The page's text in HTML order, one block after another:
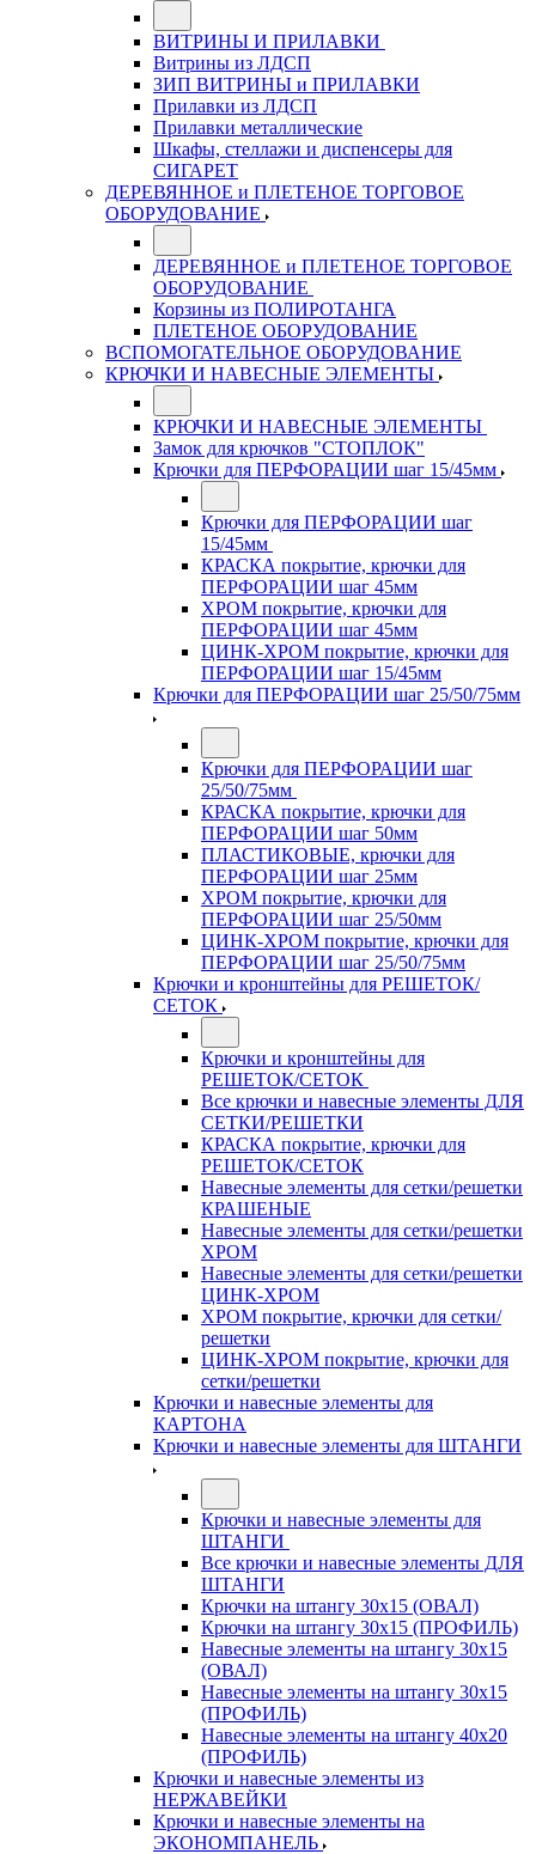
ВИТРИНЫ И ПРИЛАВКИ
Витрины из ЛДСП
ЗИП ВИТРИНЫ и ПРИЛАВКИ
Прилавки из ЛДСП
Прилавки металлические
Шкафы, стеллажи и диспенсеры для
СИГАРЕТ
ДЕРЕВЯННОЕ и ПЛЕТЕНОЕ ТОРГОВОЕ
ОБОРУДОВАНИЕ
ДЕРЕВЯННОЕ и ПЛЕТЕНОЕ ТОРГОВОЕ
ОБОРУДОВАНИЕ
Корзины из ПОЛИРОТАНГА
ПЛЕТЕНОЕ ОБОРУДОВАНИЕ
ВСПОМОГАТЕЛЬНОЕ ОБОРУДОВАНИЕ
КРЮЧКИ И НАВЕСНЫЕ ЭЛЕМЕНТЫ
КРЮЧКИ И НАВЕСНЫЕ ЭЛЕМЕНТЫ
Замок для крючков "СТОПЛОК"
Крючки для ПЕРФОРАЦИИ шаг 15/45мм
Крючки для ПЕРФОРАЦИИ шаг
15/45мм
КРАСКА покрытие, крючки для
ПЕРФОРАЦИИ шаг 45мм
ХРОМ покрытие, крючки для
ПЕРФОРАЦИИ шаг 45мм
ЦИНК-ХРОМ покрытие, крючки для
ПЕРФОРАЦИИ шаг 15/45мм
Крючки для ПЕРФОРАЦИИ шаг 25/50/75мм
Крючки для ПЕРФОРАЦИИ шаг
25/50/75мм
КРАСКА покрытие, крючки для
ПЕРФОРАЦИИ шаг 50мм
ПЛАСТИКОВЫЕ, крючки для
ПЕРФОРАЦИИ шаг 25мм
ХРОМ покрытие, крючки для
ПЕРФОРАЦИИ шаг 25/50мм
ЦИНК-ХРОМ покрытие, крючки для
ПЕРФОРАЦИИ шаг 25/50/75мм
Крючки и кронштейны для РЕШЕТОК/
СЕТОК
Крючки и кронштейны для
РЕШЕТОК/СЕТОК
Все крючки и навесные элементы ДЛЯ
СЕТКИ/РЕШЕТКИ
КРАСКА покрытие, крючки для
РЕШЕТОК/СЕТОК
Навесные элементы для сетки/решетки
КРАШЕНЫЕ
Навесные элементы для сетки/решетки
ХРОМ
Навесные элементы для сетки/решетки
ЦИНК-ХРОМ
ХРОМ покрытие, крючки для сетки/
решетки
ЦИНК-ХРОМ покрытие, крючки для
сетки/решетки
Крючки и навесные элементы для
КАРТОНА
Крючки и навесные элементы для ШТАНГИ
Крючки и навесные элементы для
ШТАНГИ
Все крючки и навесные элементы ДЛЯ
ШТАНГИ
Крючки на штангу 30х15 (ОВАЛ)
Крючки на штангу 30х15 (ПРОФИЛЬ)
Навесные элементы на штангу 30х15
(ОВАЛ)
Навесные элементы на штангу 30х15
(ПРОФИЛЬ)
Навесные элементы на штангу 40х20
(ПРОФИЛЬ)
Крючки и навесные элементы из
НЕРЖАВЕЙКИ
Крючки и навесные элементы на
ЭКОНОМПАНЕЛЬ